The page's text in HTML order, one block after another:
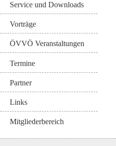
Service und Downloads
Vorträge
ÖVVÖ Veranstaltungen
Termine
Partner
Links
Mitgliederbereich